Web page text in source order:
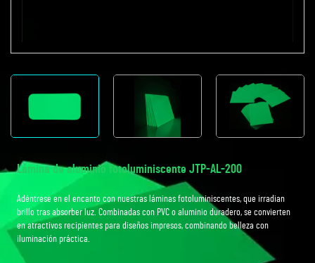
Lámina de aluminio fotoluminiscente JTP-AL-200
Adéntrese en el encanto con nuestras láminas fotoluminiscentes, que irradian
brillo tras absorber luz. Combinadas con PVC o aluminio duradero, se convierten
en atractivos recipientes para diseños impresos, combinando belleza con
iluminación práctica.